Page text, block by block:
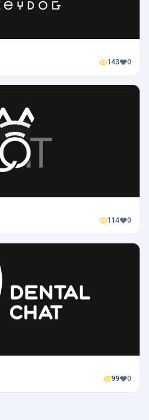
143 0
114 0
99 0